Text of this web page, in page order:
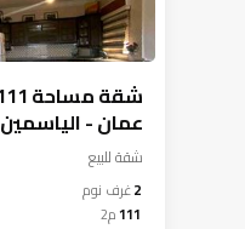
عمان - الياسمين
شقةللبيع
2غرف نوم
111م2